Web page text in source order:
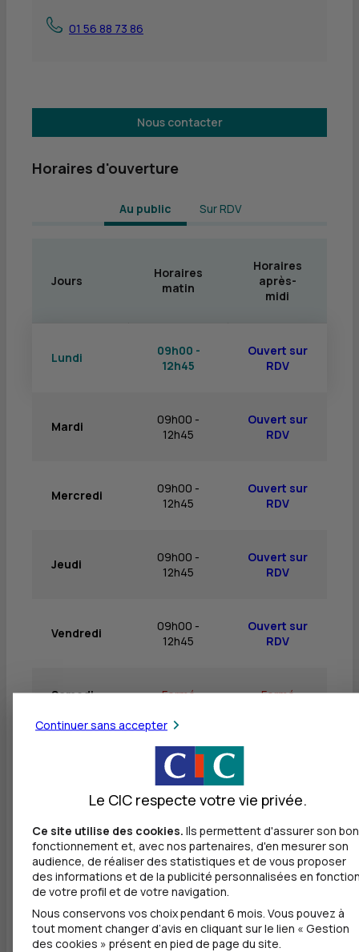
01 56 88 73 86
Nous contacter
Horaires d'ouverture
Au public Sur RDV
Jours
Horaires
matin
Horaires
après-
midi
Lundi
09h00 -
12h45
Ouvert sur
RDV
Mardi
09h00 -
12h45
Ouvert sur
RDV
Mercredi
09h00 -
12h45
Ouvert sur
RDV
Jeudi
09h00 -
12h45
Ouvert sur
RDV
Vendredi
09h00 -
12h45
Ouvert sur
RDV
Samedi Fermé Fermé
Fermé
Autres agences les plus proches
BANQUE TRANSATLANTIQUE - STOCKPLAN
MIDDLE OFFICE
à 0 m
10 RUE DE RIEUX
Continuer sans accepter
Le CIC respecte votre vie privée.
Ce site utilise des cookies. Ils permettent d'assurer son bon
fonctionnement et, avec nos partenaires, d'en mesurer son
audience, de réaliser des statistiques et de vous proposer
des informations et de la publicité personnalisées en
de votre profil et de votre navigation.
Nous conservons vos choix pendant 6 mois. Vous pouvez à
tout moment changer d’avis en cliquant sur le lien « Gestion
des cookies » présent en pied de page du site.